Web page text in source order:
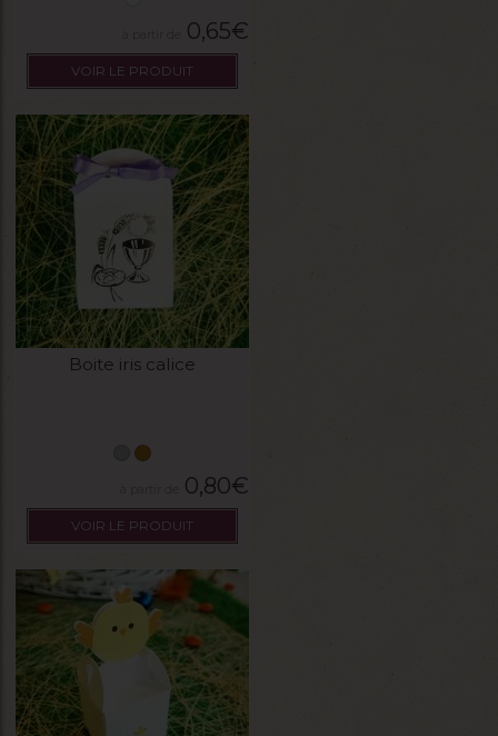
0,65€
VOIR LE PRODUIT
Boite iris calice
0,80€
VOIR LE PRODUIT